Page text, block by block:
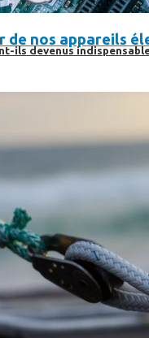
ils devenus
de nos appareils